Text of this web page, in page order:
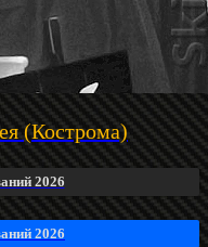
(Кострома)
2026
2026